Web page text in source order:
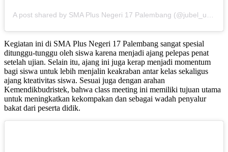
Kegiatan ini di SMA Plus Negeri 17 Palembang sangat spesial
ditunggu-tunggu oleh siswa karena menjadi ajang pelepas penat
setelah ujian. Selain itu, ajang ini juga kerap menjadi momentum
bagi siswa untuk lebih menjalin keakraban antar kelas sekaligus
ajang kteativitas siswa. Sesuai juga dengan arahan
Kemendikbudristek, bahwa class meeting ini memiliki tujuan utama
untuk meningkatkan kekompakan dan sebagai wadah penyalur
bakat dari peserta didik.